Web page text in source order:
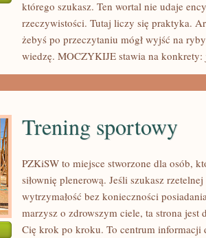
którego szukasz. Ten wortal nie udaje
rzeczywistości. Tutaj liczy się praktyka.
żebyś po przeczytaniu mógł wyjść na
wiedzę. MOCZYKIJE stawia na konkrety:
Trening sportowy
PZKiSW to miejsce stworzone dla osób,
siłownię plenerową. Jeśli szukasz
wytrzymałość bez konieczności
marzysz o zdrowszym ciele, ta strona jest
Cię krok po kroku. To centrum informacji